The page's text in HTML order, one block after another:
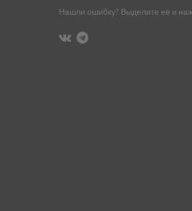
Нашли ошибку? Выделите её и